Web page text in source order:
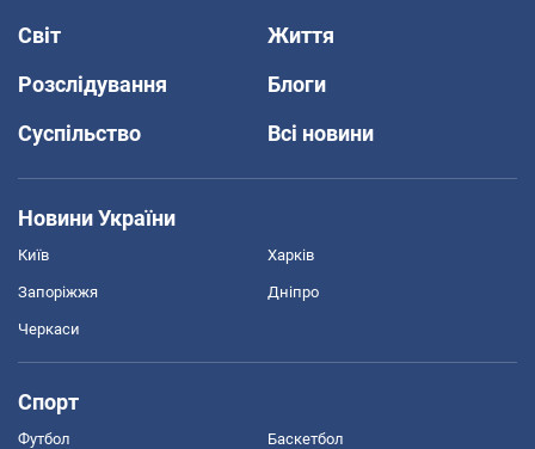
Світ
Життя
Розслідування
Блоги
Суспільство
Всі новини
Новини України
Київ Харків
Запоріжжя Дніпро
Черкаси
Спорт
Футбол Баскетбол